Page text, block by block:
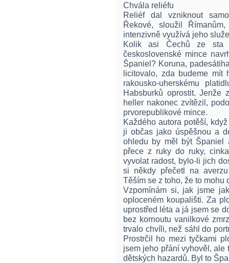
Chvála reliéfu
Reliéf dal vzniknout
Řekové, sloužil
intenzivně využívá jeho
Kolik asi Čechů ze sta
československé mince
Španiel? Koruna,
licitovalo, zda budeme mít
rakousko-uherskému
Habsburků oprostit. Jenže
heller nakonec zvítězil,
prvorepublikové mince.
Každého autora potěší,
ji občas jako úspěšnou a
ohledu by měl být Španiel
přece z ruky do ruky,
vyvolat radost, bylo-li jich
si někdy přečetl na
Těším se z toho, že to mohu
Vzpomínám si, jak jsme
oploceném koupališti. Za
uprostřed léta a já jsem se
bez kornoutu vanilkové
trvalo chvíli, než sáhl do
Prostrčil ho mezi tyčkami
jsem jeho přání vyhověl, ale
dětských hazardů. Byl to